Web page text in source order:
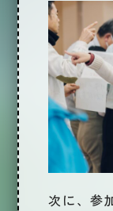
次に、参